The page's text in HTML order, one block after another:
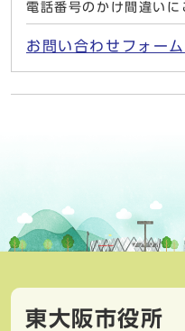
電話番号のかけ間違いに
お問い合わせフォーム
東大阪市役所